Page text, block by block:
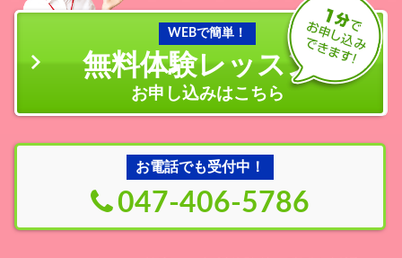
WEBで簡単！
無料体験レッスン
お申し込みはこちら
お電話でも受付中！
047-406-5786